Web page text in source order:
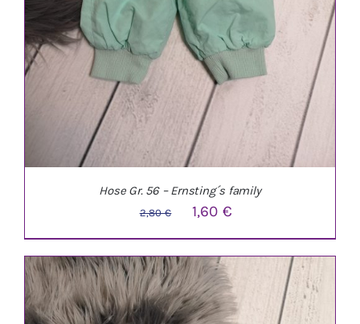
Hose Gr. 56 – Ernsting´s family
2,80€
Ursprünglicher
Preis
war:
2,80 €
1,60€
Preis
1,60 €.